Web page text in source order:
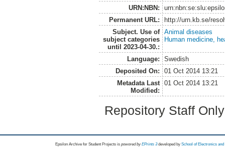
URN:NBN:
Permanent URL:
http://urn.kb.se/
Subject. Use of
subject categories
until 2023-04-30.:
Animal diseases
Human medicine,
Language:
Swedish
Deposited On:
01 Oct 2014 13:21
Metadata Last
Modified:
01 Oct 2014 13:21
Repository Staff
Epsilon Archive for Student Projects is powored byEPrints 3 developed by School of Electronics